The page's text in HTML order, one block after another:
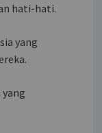
hati-hati.
yang